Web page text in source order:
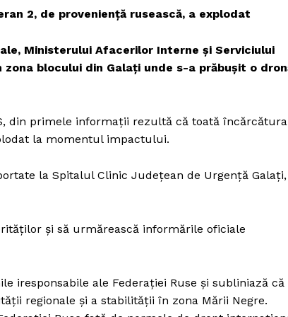
2, de provenienţă rusească, a explodat
Ministerului Afacerilor Interne şi Serviciului
blocului din Galaţi unde s-a prăbuşit o
din primele informaţii rezultă că toată încărcătura
la momentul impactului.
la Spitalul Clinic Judeţean de Urgenţă
şi să urmărească informările oficiale
iresponsabile ale Federaţiei Ruse şi subliniază că
regionale şi a stabilităţii în zona Mării Negre.